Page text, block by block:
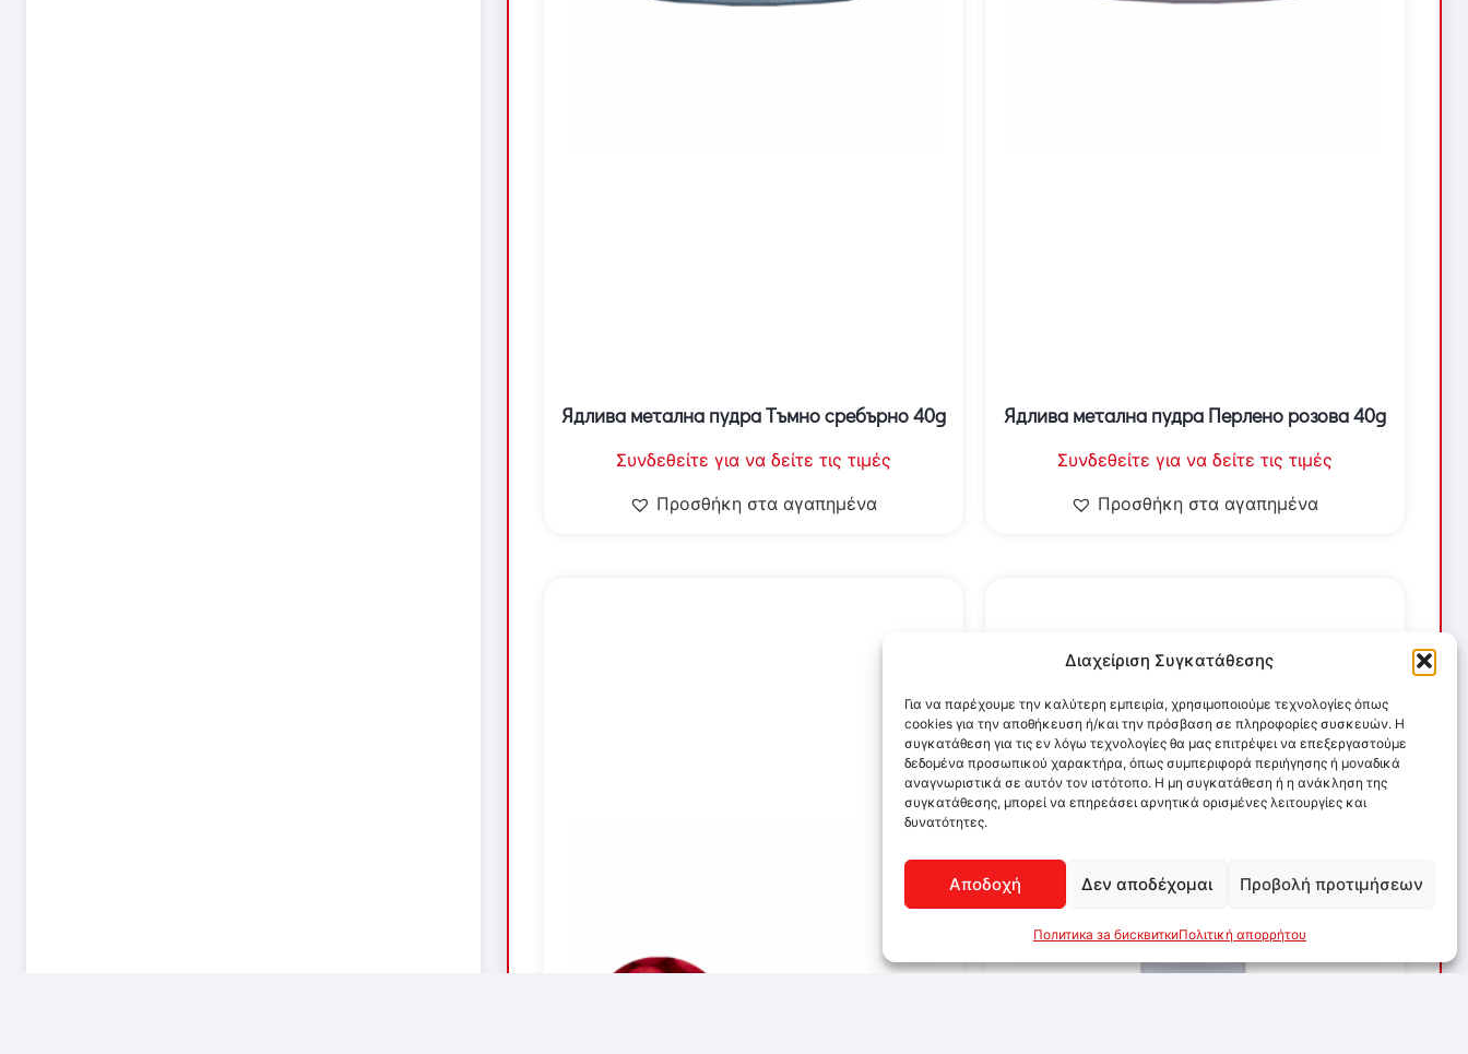
Διαχείριση Συγκατάθεσης
Για να παρέχουμε την καλύτερη εμπειρία, χρησιμοποιούμε τεχνολογίες όπως
cookies για την αποθήκευση ή/και την πρόσβαση σε πληροφορίες συσκευών. Η
συγκατάθεση για τις εν λόγω τεχνολογίες θα μας επιτρέψει να επεξεργαστούμε
δεδομένα προσωπικού χαρακτήρα, όπως συμπεριφορά περιήγησης ή μοναδικά
αναγνωριστικά σε αυτόν τον ιστότοπο. Η μη συγκατάθεση ή η ανάκληση της
συγκατάθεσης, μπορεί να επηρεάσει αρνητικά ορισμένες λειτουργίες και
δυνατότητες.
Αποδοχή Δεν αποδέχομαι Προβολή προτιμήσεων
Политика за бисквиткиΠολιτική απορρήτου
Ядлива метална пудра Тъмно сребърно 40g
Συνδεθείτε για να δείτε τις τιμές
Προσθήκη στα αγαπημένα
Ядлива метална пудра Перлено розова 40g
Συνδεθείτε για να δείτε τις τιμές
Προσθήκη στα αγαπημένα